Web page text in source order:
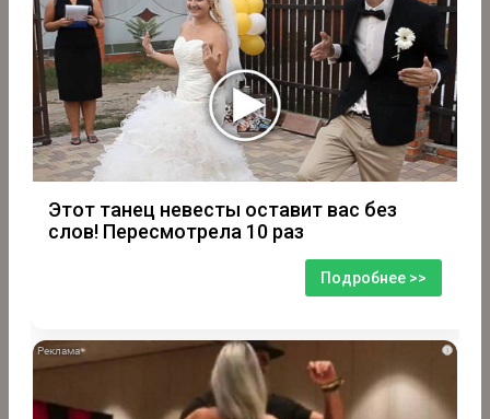
Этот танец невесты оставит вас без
слов! Пересмотрела 10 раз
Подробнее >>
i